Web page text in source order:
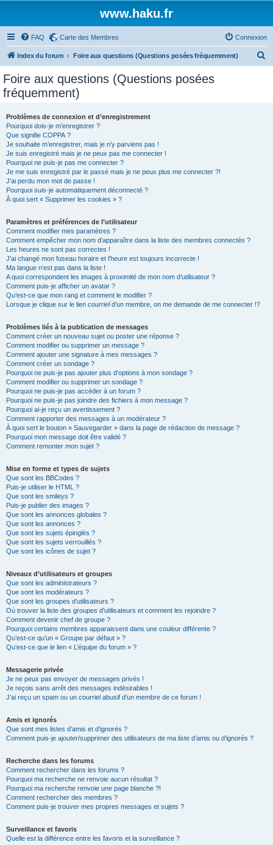
www.haku.fr
FAQ Carte des Membres Connexion
Index du forum Foire aux questions (Questions posées fréquemment)
Foire aux questions (Questions posées
fréquemment)
Problèmes de connexion et d’enregistrement
Pourquoi dois-je m’enregistrer ?
Que signifie COPPA ?
Je souhaite m’enregistrer, mais je n’y parviens pas !
Je suis enregistré mais je ne peux pas me connecter !
Pourquoi ne puis-je pas me connecter ?
Je me suis enregistré par le passé mais je ne peux plus me connecter ?!
J’ai perdu mon mot de passe !
Pourquoi suis-je automatiquement déconnecté ?
À quoi sert « Supprimer les cookies » ?
Paramètres et préférences de l’utilisateur
Comment modifier mes paramètres ?
Comment empêcher mon nom d’apparaître dans la liste des membres connectés ?
Les heures ne sont pas correctes !
J’ai changé mon fuseau horaire et l’heure est toujours incorrecte !
Ma langue n’est pas dans la liste !
A quoi correspondent les images à proximité de mon nom d’utilisateur ?
Comment puis-je afficher un avatar ?
Qu’est-ce que mon rang et comment le modifier ?
Lorsque je clique sur le lien courrield’un membre, on me demande de me connecter !?
Problèmes liés à la publication de messages
Comment créer un nouveau sujet ou poster une réponse ?
Comment modifier ou supprimer un message ?
Comment ajouter une signature à mes messages ?
Comment créer un sondage ?
Pourquoi ne puis-je pas ajouter plus d’options à mon sondage ?
Comment modifier ou supprimer un sondage ?
Pourquoi ne puis-je pas accéder à un forum ?
Pourquoi ne puis-je pas joindre des fichiers à mon message ?
Pourquoi ai-je reçu un avertissement ?
Comment rapporter des messages à un modérateur ?
À quoi sert le bouton « Sauvegarder » dans la page de rédaction de message ?
Pourquoi mon message doit être validé ?
Comment remonter mon sujet ?
Mise en forme et types de sujets
Que sont les BBCodes ?
Puis-je utiliser le HTML ?
Que sont les smileys ?
Puis-je publier des images ?
Que sont les annonces globales ?
Que sont les annonces ?
Que sont les sujets épinglés ?
Que sont les sujets verrouillés ?
Que sont les icônes de sujet ?
Niveaux d’utilisateurs et groupes
Que sont les administrateurs ?
Que sont les modérateurs ?
Que sont les groupes d’utilisateurs ?
Où trouver la liste des groupes d’utilisateurs et comment les rejoindre ?
Comment devenir chef de groupe ?
Pourquoi certains membres apparaissent dans une couleur différente ?
Qu’est-ce qu’un « Groupe par défaut » ?
Qu’est-ce que le lien « L’équipe du forum » ?
Messagerie privée
Je ne peux pas envoyer de messages privés !
Je reçois sans arrêt des messages indésirables !
J’ai reçu un spam ou un courriel abusif d’un membre de ce forum !
Amis et ignorés
Que sont mes listes d’amis et d’ignorés ?
Comment puis-je ajouter/supprimer des utilisateurs de ma liste d’amis ou d’ignorés ?
Recherche dans les forums
Comment rechercher dans les forums ?
Pourquoi ma recherche ne renvoie aucun résultat ?
Pourquoi ma recherche renvoie une page blanche ?!
Comment rechercher des membres ?
Comment puis-je trouver mes propres messages et sujets ?
Surveillance et favoris
Quelle est la différence entre les favoris et la surveillance ?